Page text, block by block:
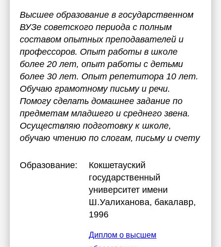
Высшее образование в государственном
ВУЗе советского периода с полным
составом опытных преподавателей и
профессоров. Опыт работы в школе
более 20 лет, опыт работы с детьми
более 30 лет. Опыт репетитора 10 лет.
Обучаю грамотному письму и речи.
Помогу сделать домашнее задание по
предметам младшего и среднего звена.
Осуществляю подготовку к школе,
обучаю чтению по слогам, письму и счету
Образование:
Кокшетауский
государственный
университет имени
Ш.Уалиханова, бакалавр,
1996
Диплом о высшем